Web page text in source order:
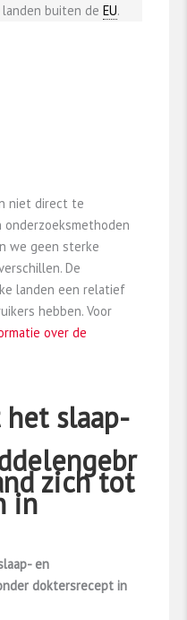
buiten de EU.
niet direct te
we geen sterke
De
landen een relatief
hebben. Voor
over de
slaap-
zich tot
in
en
doktersrecept in